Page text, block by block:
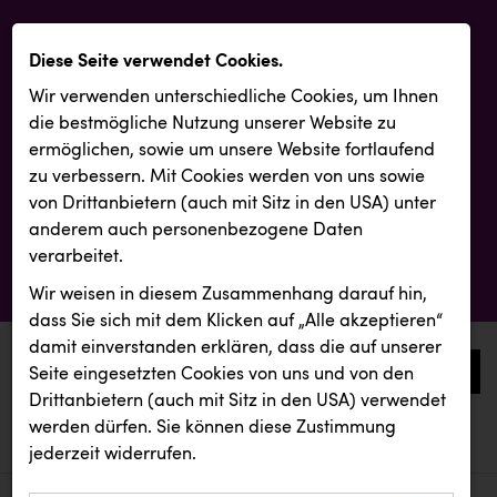
0
aktuelle aussendungen
aktuelle aussendungen
Diese Seite verwendet Cookies.
Wir verwenden unterschiedliche Cookies, um Ihnen
die best­mögliche Nutzung unserer Website zu
ermöglichen, sowie um unsere Website fortlaufend
zu verbessern. Mit Cookies werden von uns sowie
von Drittanbietern (auch mit Sitz in den USA) unter
anderem auch personenbezogene Daten
verarbeitet.
Wir weisen in diesem Zusammenhang darauf hin,
dass Sie sich mit dem Klicken auf „Alle akzeptieren“
damit ein­ver­standen erklären, dass die auf unserer
Seite eingesetzten Cookies von uns und von den
Drittanbietern (auch mit Sitz in den USA) verwendet
werden dürfen. Sie können diese Zustimmung
jederzeit widerrufen.